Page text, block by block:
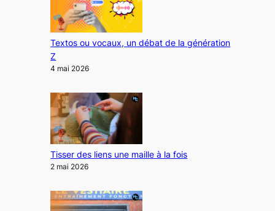
Textos ou vocaux, un débat de la génération
Z
4 mai 2026
Tisser des liens une maille à la fois
2 mai 2026